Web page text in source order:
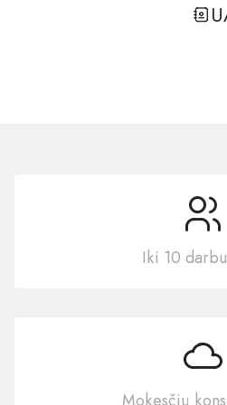
Iki 10